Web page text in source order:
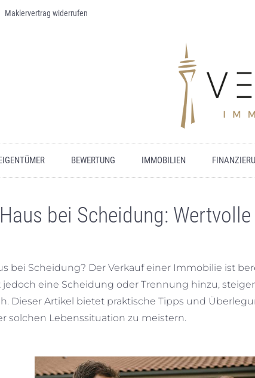
Maklervertrag widerrufen
BEWERTUNG IMMOBILIEN
bei Scheidung:
bei Scheidung? Der Verkauf einer Immobilie ist
eine Scheidung oder Trennung hinzu,
Dieser Artikel bietet praktische Tipps und
solchen Lebenssituation zu meistern.